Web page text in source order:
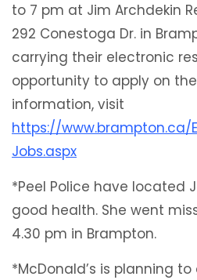
to 7 pm at Jim Archdekin
292 Conestoga Dr. in
carrying their electronic
opportunity to apply on
information, visit
https://www.brampton.ca/
Jobs.aspx
*Peel Police have located
good health. She went
4.30 pm in Brampton.
*McDonald’s is planning